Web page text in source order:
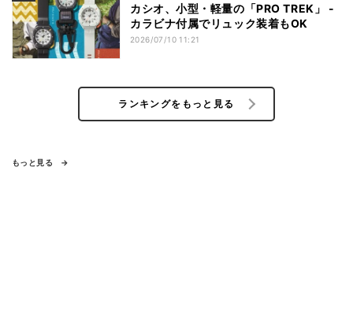
カシオ、小型・軽量の「PRO TREK」 -
カラビナ付属でリュック装着もOK
2026/07/10 11:21
ランキングをもっと見る
もっと見る